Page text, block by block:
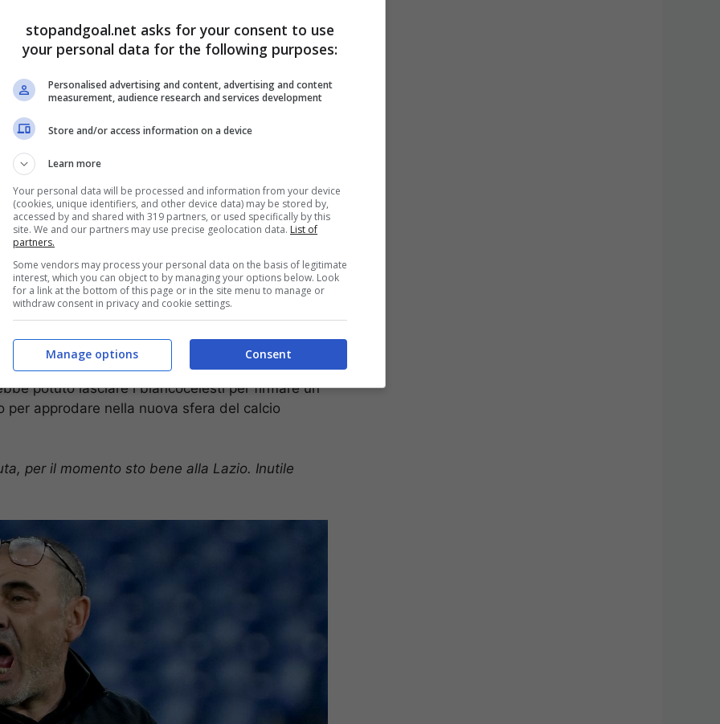
le parole
Il calciomercato estivo è iniziato con gli assalti
di investire tantissimi milioni per accrescere il
in Saudi Pro League, queast’anno sono
lasciare l’Europa per le offerte faraoniche.
ha confessato di aver ricevutoofferte importanti
potuto lasciare i biancocelesti per firmare un
approdare nella nuova sfera del calcio
per il momento sto bene alla Lazio. Inutile
stopandgoal.net asks for your consent to use
your personal data for the following purposes:
Personalised advertising and content, advertising and content
measurement, audience research and services development
Store and/or access information on a device
Learn more
Your personal data will be processed and information from your device
(cookies, unique identifiers, and other device data) may be stored by,
accessed by and shared with 319 partners, or used specifically by this
site. We and our partners may use precise geolocation data. List of
partners.
Some vendors may process your personal data on the basis of legitimate
interest, which you can object to by managing your options below. Look
for a link at the bottom of this page or in the site menu to manage or
withdraw consent in privacy and cookie settings.
Consent
Manage options